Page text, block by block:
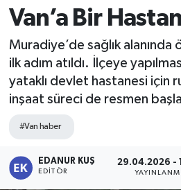
Van’a Bir
Muradiye’de sağlık alanında
ilk adım atıldı. İlçeye
yataklı devlet hastanesi için
inşaat süreci de resmen
#Van haber
EDANUR KUŞ
EDITÖR
29.04.2026 -
Tüm Manşetler
Son Dakika Haberleri
Haber Arşivi